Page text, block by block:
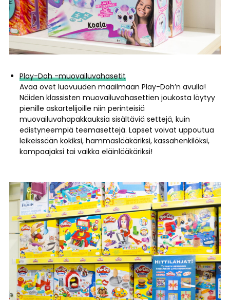
Play-Doh -muovailuvahasetit
Avaa ovet luovuuden maailmaan Play-Doh’n avulla!
Näiden klassisten muovailuvahasettien joukosta löytyy
pienille askartelijoille niin perinteisiä
muovailuvahapakkauksia sisältäviä settejä, kuin
edistyneempiä teemasettejä. Lapset voivat uppoutua
leikeissään kokiksi, hammaslääkäriksi, kassahenkilöksi,
kampaajaksi tai vaikka eläinlääkäriksi!